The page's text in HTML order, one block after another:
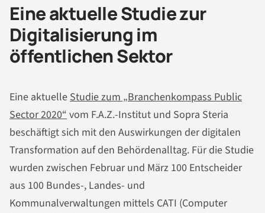
Eine aktuelle Studie zur
Digitalisierung im
öffentlichen Sektor
Eine aktuelleStudie zum „Branchenkompass Public
Sector 2020“vom F.A.Z.-Institut und Sopra Steria
beschäftigt sich mit den Auswirkungen der digitalen
Transformation auf den Behördenalltag. Für die Studie
wurden zwischen Februar und März 100 Entscheider
aus 100 Bundes-, Landes- und
Kommunalverwaltungen mittels CATI (Computer